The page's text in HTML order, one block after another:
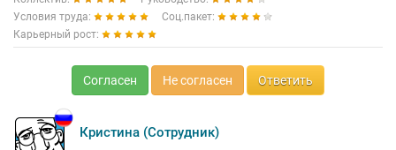
Условия труда:
Соц.пакет:
Карьерный рост:
Согласен Не согласен Ответить
Кристина (Сотрудник)